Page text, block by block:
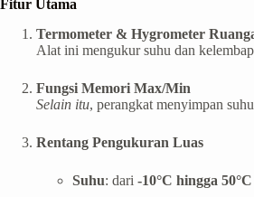
Fitur Utama
Termometer & Hygrometer
Alat ini mengukur suhu dan
Fungsi Memori Max/Min
Selain itu, perangkat menyimpan
Rentang Pengukuran Luas
Suhu: dari -10°C hingga 50°C